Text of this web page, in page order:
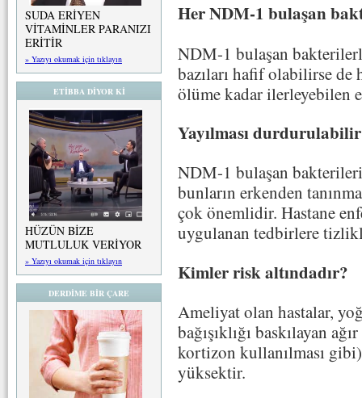
SUDA ERİYEN
VİTAMİNLER PARANIZI
ERİTİR
» Yazıyı okumak için tıklayın
ETİBBA DİYOR Kİ
HÜZÜN BİZE
MUTLULUK VERİYOR
» Yazıyı okumak için tıklayın
DERDİME BİR ÇARE
Her NDM-1 bulaşan
NDM-1 bulaşan
bazıları hafif olabilirse
ölüme kadar ilerleyebilen
Yayılması
NDM-1 bulaşan
bunların erkenden
çok önemlidir. Hastane
uygulanan tedbirlere
Kimler risk altındadır?
Ameliyat olan hastalar,
bağışıklığı baskılayan
kortizon kullanılması
yüksektir.